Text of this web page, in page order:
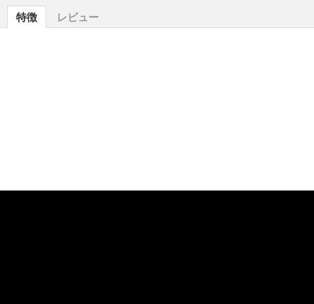
特徴 レビュー